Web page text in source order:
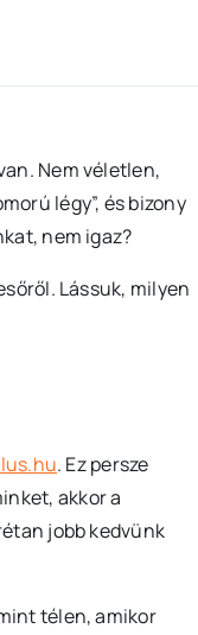
Nem véletlen,
légy”, és bizony
nem igaz?
Lássuk, milyen
. Ez persze
akkor a
jobb kedvünk
télen, amikor